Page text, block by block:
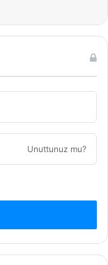
Unuttunuz mu?